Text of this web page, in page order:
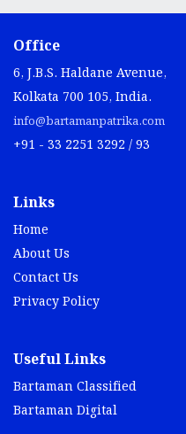
Office
6, J.B.S. Haldane Avenue,
Kolkata 700 105, India.
info@bartamanpatrika.com
+91 - 33 2251 3292 / 93
Links
Home
About Us
Contact Us
Privacy Policy
Useful Links
Bartaman Classified
Bartaman Digital